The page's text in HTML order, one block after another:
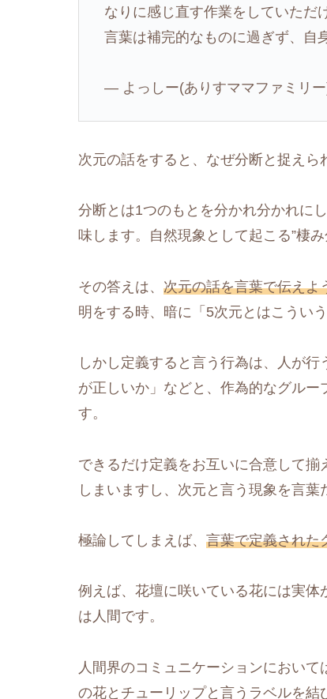
なりに感じ直す作業をしていただ
言葉は補完的なものに過ぎず、自
— よっしー(ありすママファミリ
次元の話をすると、なぜ分断と捉えら
分断とは1つのもとを分かれ分かれに
味します。自然現象として起こる”棲
その答えは、 次元の話を言葉で伝えよ
明をする時、暗に「5次元とはこうい
しかし定義すると言う行為は、人が
が正しいか」などと、作為的なグル
す。
できるだけ定義をお互いに合意して
しまいますし、次元と言う現象を言葉
極論してしまえば、 言葉で定義された
例えば、花壇に咲いている花には実
は人間です。
人間界のコミュニケーションにおい
の花とチューリップと言うラベルを結